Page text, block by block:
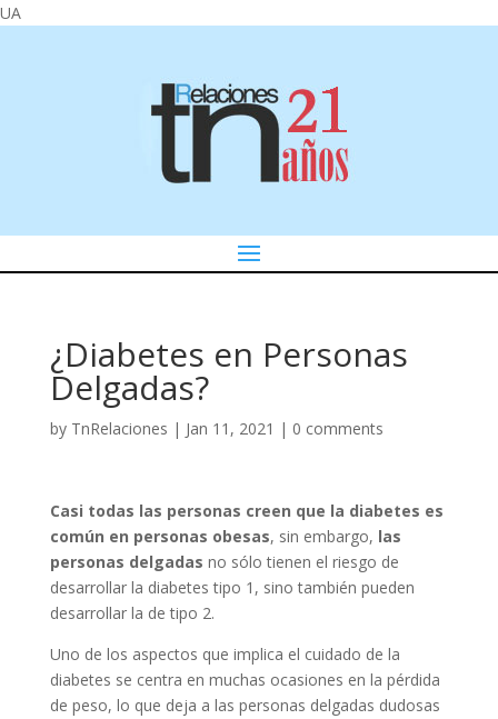
UA
¿Diabetes en Personas
Delgadas?
by TnRelaciones | Jan 11, 2021 | 0 comments
Casi todas las personas creen que la diabetes es
común en personas obesas, sin embargo, las
personas delgadas no sólo tienen el riesgo de
desarrollar la diabetes tipo 1, sino también pueden
desarrollar la de tipo 2.
Uno de los aspectos que implica el cuidado de la
diabetes se centra en muchas ocasiones en la pérdida
de peso, lo que deja a las personas delgadas dudosas